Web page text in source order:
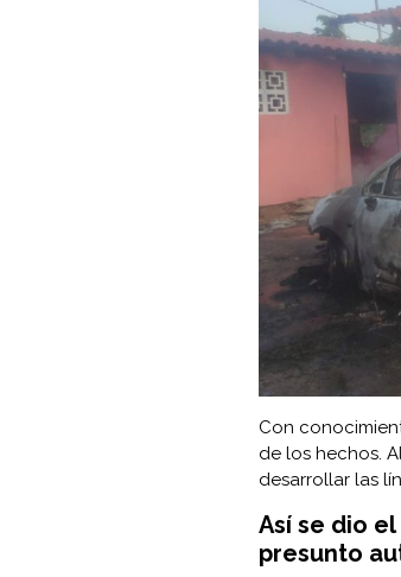
Con
de los hechos.
desarrollar las
Así se dio
presunto